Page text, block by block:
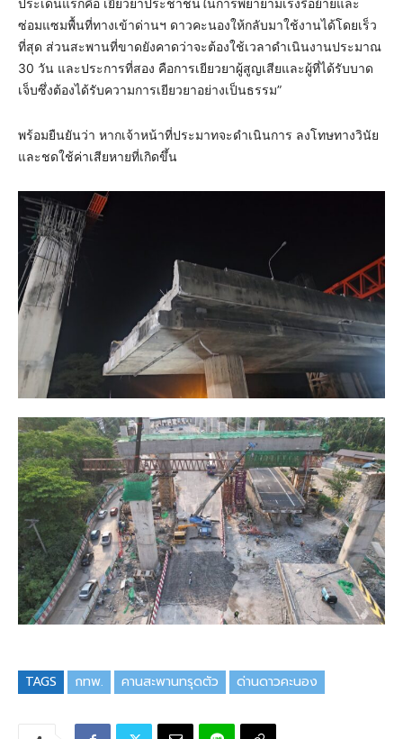
ประเด็นแรกคือ เยียวยาประชาชนในการพยายามเร่งรื้อย้ายและ
ซ่อมแซมพื้นที่ทางเข้าด่านฯ ดาวคะนองให้กลับมาใช้งานได้โดยเร็ว
ที่สุด ส่วนสะพานที่ขาดยังคาดว่าจะต้องใช้เวลาดำเนินงานประมาณ
30 วัน และประการที่สอง คือการเยียวยาผู้สูญเสียและผู้ที่ได้รับบาด
เจ็บซึ่งต้องได้รับความการเยียวยาอย่างเป็นธรรม”
พร้อมยืนยันว่า หากเจ้าหน้าที่ประมาทจะดำเนินการ ลงโทษทางวินัย
และชดใช้ค่าเสียหายที่เกิดขึ้น
TAGS กทพ. คานสะพานทรุดตัว ด่านดาวคะนอง